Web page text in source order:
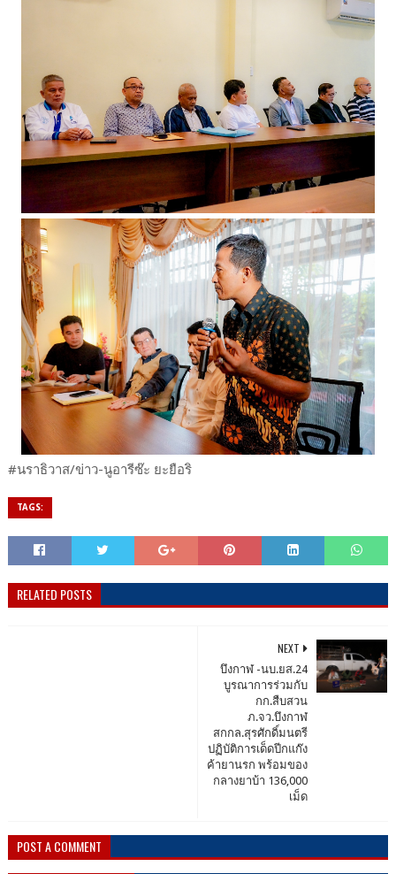
#นราธิวาส/ข่าว-นูอารีซ๊ะ ยะยือริ
TAGS:
RELATED POSTS
NEXT
บึงกาฬ -นบ.ยส.24
บูรณาการร่วมกับ
กก.สืบสวน
ภ.จว.บึงกาฬ
สกกล.สุรศักดิ์มนตรี
ปฏิบัติการเด็ดปีกแก๊ง
ค้ายานรก พร้อมของ
กลางยาบ้า 136,000
เม็ด
POST A COMMENT